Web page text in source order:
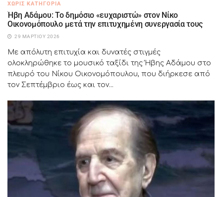
ΧΩΡΊΣ ΚΑΤΗΓΟΡΊΑ
Ήβη Αδάμου: Το δημόσιο «ευχαριστώ» στον Νίκο
Οικονομόπουλο μετά την επιτυχημένη συνεργασία τους
29 ΜΑΡΤΊΟΥ 2026
Με απόλυτη επιτυχία και δυνατές στιγμές
ολοκληρώθηκε το μουσικό ταξίδι της Ήβης Αδάμου στο
πλευρό του Νίκου Οικονομόπουλου, που διήρκεσε από
τον Σεπτέμβριο έως και τον...